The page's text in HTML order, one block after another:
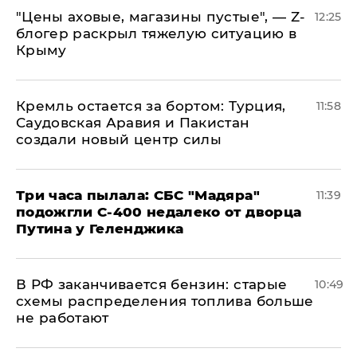
​"Цены аховые, магазины пустые", — Z-
блогер раскрыл тяжелую ситуацию в
Крыму
12:25
​Кремль остается за бортом: Турция,
Саудовская Аравия и Пакистан
создали новый центр силы
11:58
Три часа пылала: СБС "Мадяра"
подожгли С-400 недалеко от дворца
Путина у Геленджика
11:39
​В РФ заканчивается бензин: старые
схемы распределения топлива больше
не работают
10:49